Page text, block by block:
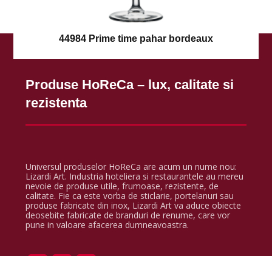
44984 Prime time pahar bordeaux
Produse HoReCa – lux, calitate si
rezistenta
Universul produselor HoReCa are acum un nume nou:
Lizardi Art. Industria hoteliera si restaurantele au mereu
nevoie de produse utile, frumoase, rezistente, de
calitate. Fie ca este vorba de sticlarie, portelanuri sau
produse fabricate din inox, Lizardi Art va aduce obiecte
deosebite fabricate de branduri de renume, care vor
pune in valoare afacerea dumneavoastra.